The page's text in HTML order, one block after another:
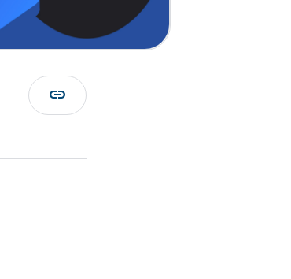
link